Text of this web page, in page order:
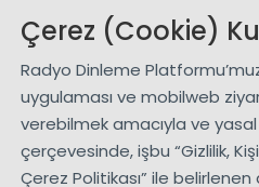
Çerez (Cookie)
Radyo Dinleme
uygulaması ve mobilweb
verebilmek amacıyla ve
çerçevesinde, işbu “Gizlilik,
Çerez Politikası” ile